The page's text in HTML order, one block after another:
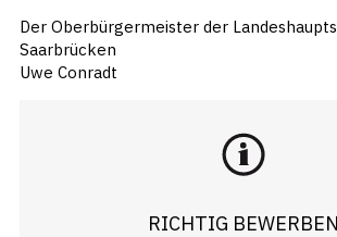
Der Oberbürgermeister der
Saarbrücken
Uwe Conradt
RICHTIG BEWERBEN